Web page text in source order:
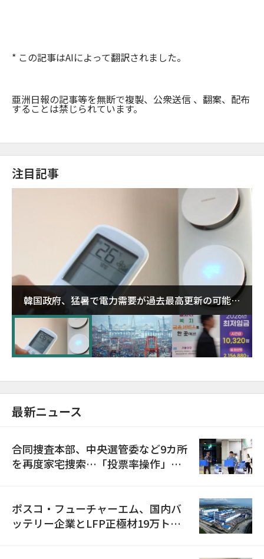
* この記事はAIによって翻訳されました。
亜洲日報の記事等を無断で複製、公衆送信 、翻案、配布
することは禁じられています。
注目記事
韓国政府、猛暑で電力需要が過去最高更新の可能性
に需給対応体制を点検
最新ニュース
合同捜査本部、中央選管委など9カ所
を再度家宅捜索…「投票率操作」の
ポスコ・フューチャーエム、国内バ
ッテリー企業とLFP正極材19万トン